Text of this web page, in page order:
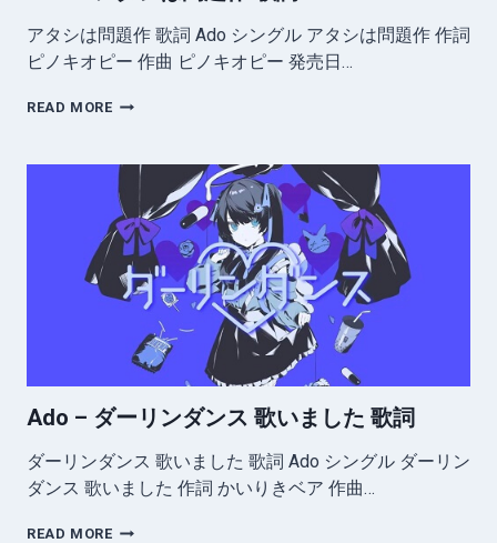
アタシは問題作 歌詞 Ado シングル アタシは問題作 作詞
ピノキオピー 作曲 ピノキオピー 発売日…
READ MOREADO
タ
は
問
題
作
歌
Ado – ダーリンダンス 歌いました 歌詞
ダーリンダンス 歌いました 歌詞 Ado シングル ダーリン
ダンス 歌いました 作詞 かいりきベア 作曲…
READ MOREADO